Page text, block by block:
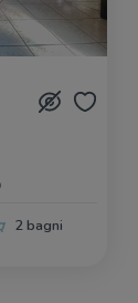
2 bagni